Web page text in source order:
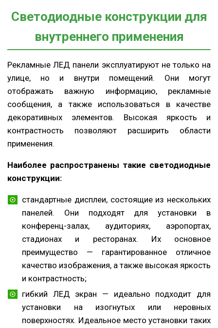
Светодиодные конструкции для
внутреннего применения
Рекламные ЛЕД панели эксплуатируют не только на
улице, но и внутри помещений. Они могут
отображать важную информацию, рекламные
сообщения, а также использоваться в качестве
декоративных элементов. Высокая яркость и
контрастность позволяют расширить области
применения.
Наиболее распространены такие светодиодные
конструкции:
стандартные дисплеи, состоящие из нескольких
панелей. Они подходят для установки в
конференц-залах, аудиториях, аэропортах,
стадионах и ресторанах. Их основное
преимущество — гарантированное отличное
качество изображения, а также высокая яркость
и контрастность;
гибкий ЛЕД экран — идеально подходит для
установки на изогнутых или неровных
поверхностях. Идеальное место установки таких